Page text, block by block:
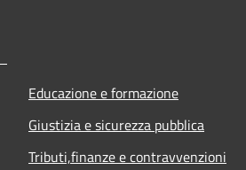
Educazione e formazione
Giustizia e sicurezza pubblica
Tributi,finanze e contravvenzioni